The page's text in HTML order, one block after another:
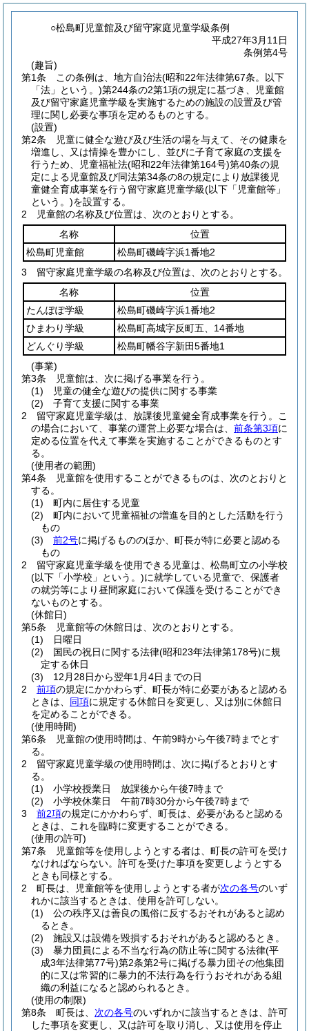
○松島町児童館及び留守家庭児童学級条例
平成27年3月11日
条例第4号
(趣旨)
第1条
この条例は、地方自治法(昭和22年法律第67条。以下
「法」という。)第244条の2第1項の規定に基づき、児童館
及び留守家庭児童学級を実施するための施設の設置及び管
理に関し必要な事項を定めるものとする。
(設置)
第2条
児童に健全な遊び及び生活の場を与えて、その健康を
増進し、又は情操を豊かにし、並びに子育て家庭の支援を
行うため、児童福祉法(昭和22年法律第164号)第40条の規
定による児童館及び同法第34条の8の規定により放課後児
童健全育成事業を行う留守家庭児童学級(以下「児童館等」
という。)を設置する。
2
児童館の名称及び位置は、次のとおりとする。
名称
位置
松島町児童館
松島町磯崎字浜1番地2
3
留守家庭児童学級の名称及び位置は、次のとおりとする。
名称
位置
たんぽぽ学級
松島町磯崎字浜1番地2
ひまわり学級
松島町高城字反町五、14番地
どんぐり学級
松島町幡谷字新田5番地1
(事業)
第3条
児童館は、次に掲げる事業を行う。
(1)
児童の健全な遊びの提供に関する事業
(2)
子育て支援に関する事業
2
留守家庭児童学級は、放課後児童健全育成事業を行う。
こ
の場合において、事業の運営上必要な場合は、 前条第3項に
定める位置を代えて事業を実施することができるものとす
る。
(使用者の範囲)
第4条
児童館を使用することができるものは、次のとおりと
する。
(1)
町内に居住する児童
(2)
町内において児童福祉の増進を目的とした活動を行う
もの
(3)
前2号に掲げるもののほか、町長が特に必要と認める
もの
2
留守家庭児童学級を使用できる児童は、松島町立の小学校
(以下「小学校」という。)に就学している児童で、保護者
の就労等により昼間家庭において保護を受けることができ
ないものとする。
(休館日)
第5条
児童館等の休館日は、次のとおりとする。
(1)
日曜日
(2)
国民の祝日に関する法律(昭和23年法律第178号)に規
定する休日
(3)
12月28日から翌年1月4日までの日
2
前項の規定にかかわらず、町長が特に必要があると認める
ときは、 同項に規定する休館日を変更し、又は別に休館日
を定めることができる。
(使用時間)
第6条
児童館の使用時間は、午前9時から午後7時までとす
る。
2
留守家庭児童学級の使用時間は、次に掲げるとおりとす
る。
(1)
小学校授業日 放課後から午後7時まで
(2)
小学校休業日 午前7時30分から午後7時まで
3
前2項の規定にかかわらず、町長は、必要があると認める
ときは、これを臨時に変更することができる。
(使用の許可)
第7条
児童館等を使用しようとする者は、町長の許可を受け
なければならない。 許可を受けた事項を変更しようとする
ときも同様とする。
2
町長は、児童館等を使用しようとする者が次の各号のいず
れかに該当するときは、使用を許可しない。
(1)
公の秩序又は善良の風俗に反するおそれがあると認め
るとき。
(2)
施設又は設備を毀損するおそれがあると認めるとき。
(3)
暴力団員による不当な行為の防止等に関する法律(平
成3年法律第77号)第2条第2号に掲げる暴力団その他集団
的に又は常習的に暴力的不法行為を行うおそれがある組
織の利益になると認められるとき。
(使用の制限)
第8条
町長は、 次の各号のいずれかに該当するときは、許可
した事項を変更し、又は許可を取り消し、又は使用を停止